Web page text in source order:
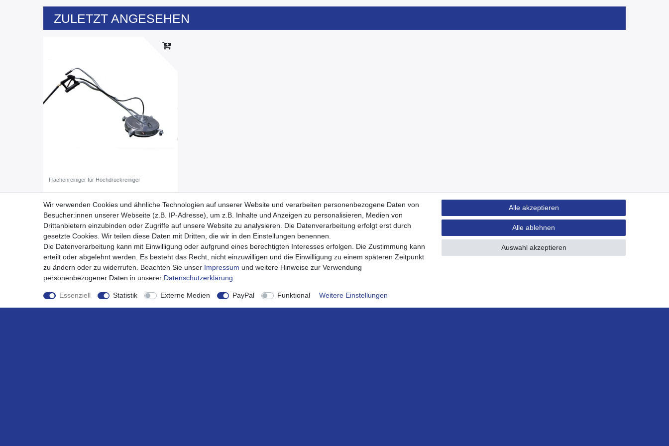
ZULETZT ANGESEHEN
Flächenreiniger für Hochdruckreiniger
329,00 € *
*inkl. ges. MwSt. zzgl.Versandkosten
Wir verwenden Cookies und ähnliche Technologien auf unserer Website und verarbeiten personenbezogene Daten von
Besucher:innen unserer Webseite (z.B. IP-Adresse), um z.B. Inhalte und Anzeigen zu personalisieren, Medien von
Drittanbietern einzubinden oder Zugriffe auf unsere Website zu analysieren. Die Datenverarbeitung erfolgt erst durch
gesetzte Cookies. Wir teilen diese Daten mit Dritten, die wir in den Einstellungen benennen.
Die Datenverarbeitung kann mit Einwilligung oder aufgrund eines berechtigten Interesses erfolgen. Die Zustimmung kann
erteilt oder abgelehnt werden. Es besteht das Recht, nicht einzuwilligen und die Einwilligung zu einem späteren Zeitpunkt
zu ändern oder zu widerrufen. Beachten Sie unser Impressum und weitere Hinweise zur Verwendung
personenbezogener Daten in unserer Daten­schutz­erklärung
Essenziell Statistik Externe Medien PayPal Funktional Weitere Einstellungen
Alle akzeptieren
Alle ablehnen
Auswahl akzeptieren